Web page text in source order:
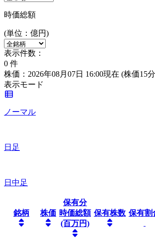
時価総額
(単位：億円)
表示件数：
0 件
株価：2026年08月07日 16:00現在 (株価15
表示モード
ノーマル
日足
日中足
銘柄 株価
保有分
時価総額
(百万円)
保有株数 保有割